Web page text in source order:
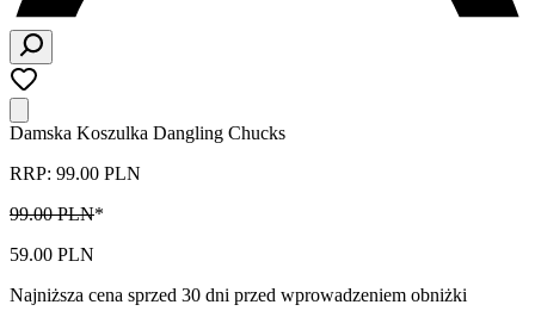
Damska Koszulka Dangling Chucks
RRP: 99.00 PLN
99.00 PLN*
59.00 PLN
Najniższa cena sprzed 30 dni przed wprowadzeniem obniżki